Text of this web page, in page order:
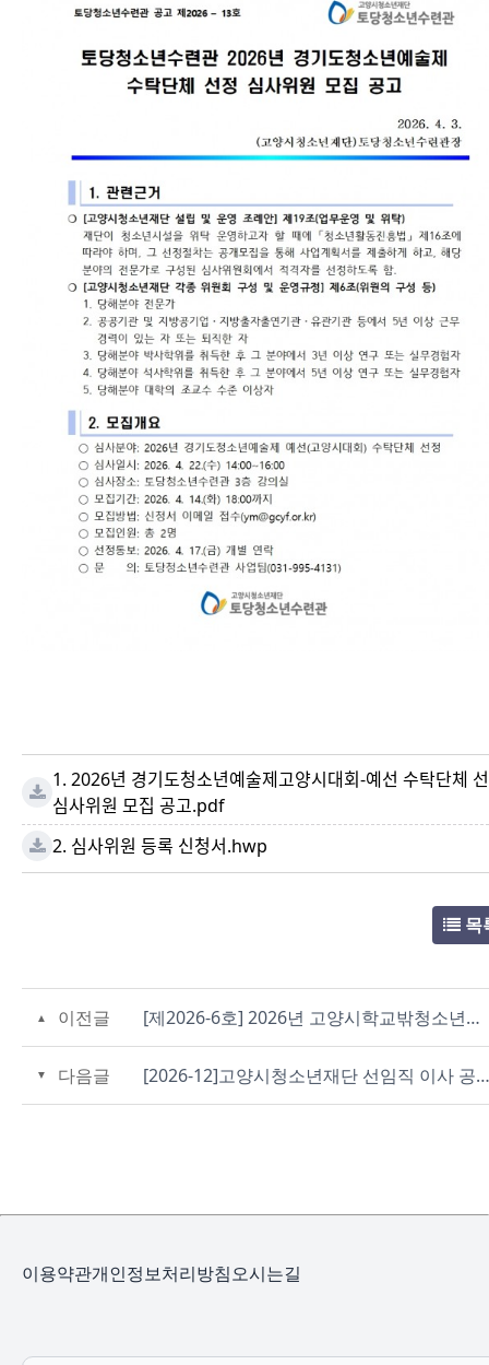
1. 2026년 경기도청소년예술제고양시대회-예선 수탁단체
심사위원 모집 공고.pdf
2. 심사위원 등록 신청서.hwp
목
이전글 [제2026-6호] 2026년 고양시학교밖청소년지원센터 기간제근로자 3차 서류심사 합격자 발표 및 면접심사 안내 공고
다음글 [2026-12]고양시청소년재단 선임직 이사 공개모집 공고
이용약관개인정보처리방침오시는길